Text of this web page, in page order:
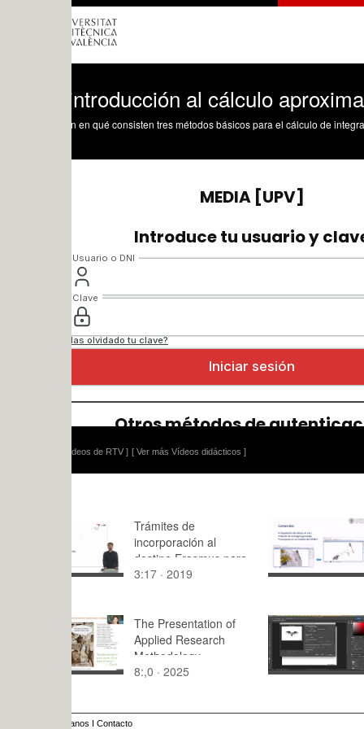
al cálculo aproximado de
[ Ver más Vídeos didácticos ]
Trámites de
incorporación al
destino Erasmus para
alumnos nominados
3:17 · 2019
CÓMO
MAPA DE
EPANET
PLANO
9:08 · 2017
The Presentation of
Applied Research
Methodology
8:,0 · 2025
para
2:06 · 2024